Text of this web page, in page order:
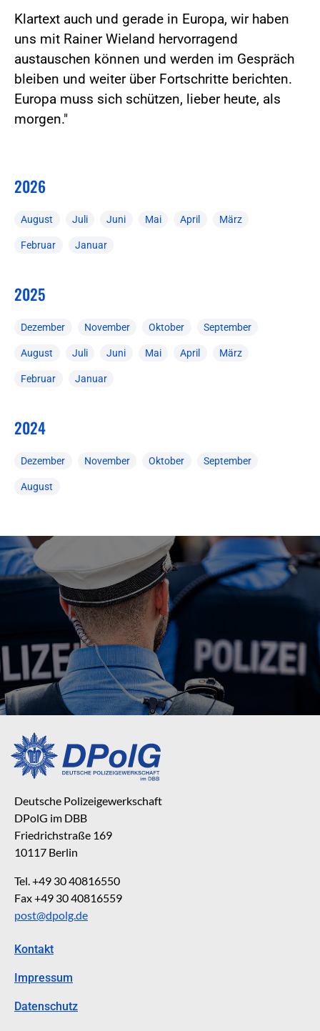
Klartext auch und gerade in Europa, wir haben
uns mit Rainer Wieland hervorragend
austauschen können und werden im Gespräch
bleiben und weiter über Fortschritte berichten.
Europa muss sich schützen, lieber heute, als
morgen."
2026
August Juli Juni Mai April März
Februar Januar
2025
Dezember November Oktober September
August Juli Juni Mai April März
Februar Januar
2024
Dezember November Oktober September
August
Deutsche Polizeigewerkschaft
DPolG im DBB
Friedrichstraße 169
10117 Berlin
Tel. +49 30 40816550
Fax +49 30 40816559
post@dpolg.de
Kontakt
Impressum
Datenschutz